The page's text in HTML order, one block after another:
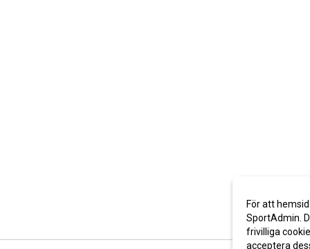
För att
SportAdmin.
frivilliga
acceptera